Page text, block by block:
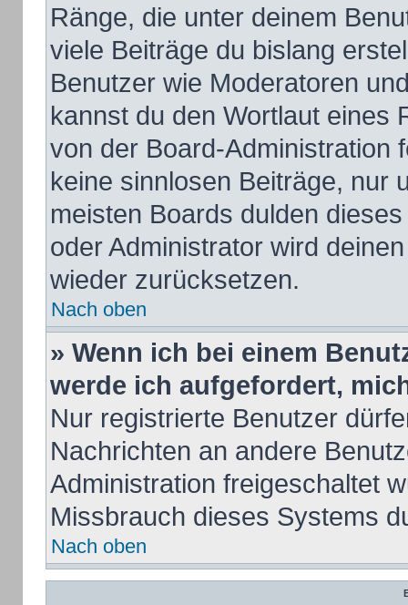
Ränge, die unter deinem
viele Beiträge du bislang
Benutzer wie Moderatoren
kannst du den Wortlaut eines
von der Board-Administration
keine sinnlosen Beiträge,
meisten Boards dulden
oder Administrator wird
wieder zurücksetzen.
Nach oben
» Wenn ich bei einem
werde ich aufgefordert,
Nur registrierte Benutzer
Nachrichten an andere
Administration freigeschaltet
Missbrauch dieses Systems
Nach oben